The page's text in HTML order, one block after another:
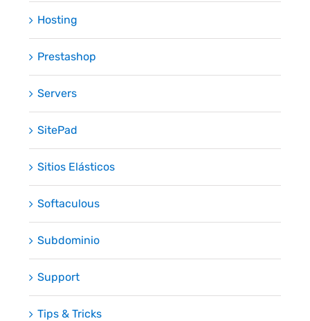
Hosting
Prestashop
Servers
SitePad
Sitios Elásticos
Softaculous
Subdominio
Support
Tips & Tricks